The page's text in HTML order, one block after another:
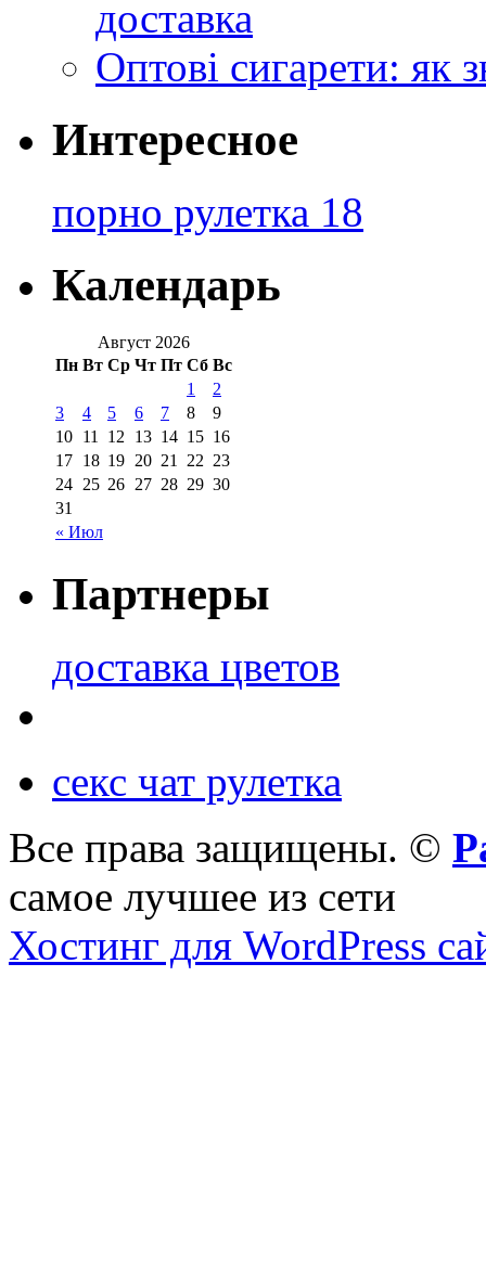
доставка
Оптові сигарети: як
Интересное
порно рулетка 18
Календарь
Август 2026
Пн Вт Ср Чт Пт Сб Вс
« Июл
1
2
3
4 5 6 7 8
9
10 11 12 13 14 15 16
17 18 19 20 21 22 23
24 25 26 27 28 29 30
31
Партнеры
доставка цветов
секс чат рулетка
Все права защищены. ©
самое лучшее из сети
Хостинг для WordPress